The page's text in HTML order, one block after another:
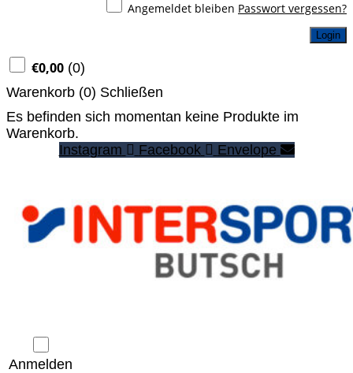
Angemeldet bleiben Passwort vergessen?
Login
€0,00 (0)
Warenkorb (0) Schließen
Es befinden sich momentan keine Produkte im
Warenkorb.
Instagram
Facebook Envelope
Anmelden